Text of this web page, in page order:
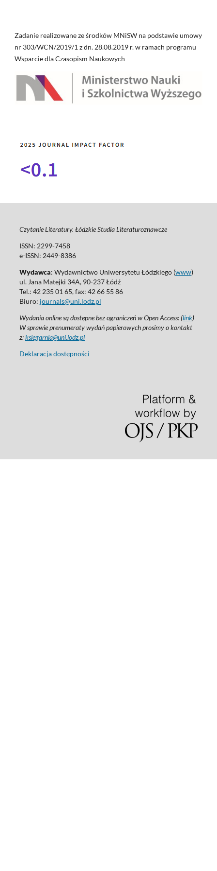
Zadanie realizowane ze środków MNiSW na podstawie umowy
nr 303/WCN/2019/1 z dn. 28.08.2019 r. w ramach programu
Wsparcie dla Czasopism Naukowych
Czytanie Literatury. Łódzkie Studia Literaturoznawcze
ISSN: 2299-7458
e-ISSN: 2449-8386
Wydawca: Wydawnictwo Uniwersytetu Łódzkiego (www)
ul. Jana Matejki 34A, 90-237 Łódź
Tel.: 42 235 01 65, fax: 42 66 55 86
Biuro: journals@uni.lodz.pl
Wydania online są dostępne bez ograniczeń w Open Access: (link)
W sprawie prenumeraty wydań papierowych prosimy o kontakt
z:ksiegarnia@uni.lodz.pl
Deklaracja dostępności